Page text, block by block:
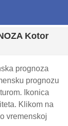
Kotor
prognoza
prognozu
Ikonica
Klikom na
vremenskoj